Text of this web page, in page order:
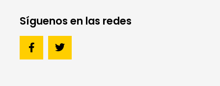
Síguenos en las redes